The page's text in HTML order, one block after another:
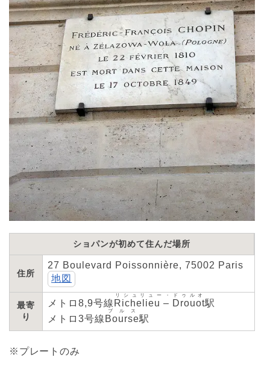
ショパンが初めて住んだ場所
住所
27 Boulevard Poissonnière, 75002 Paris
地図
最寄
り
メトロ8,9号線 Richelieu – Drouot
リシュリュー・ドゥルオ
駅
メトロ3号線 Bourse
ブルス
駅
※プレートのみ